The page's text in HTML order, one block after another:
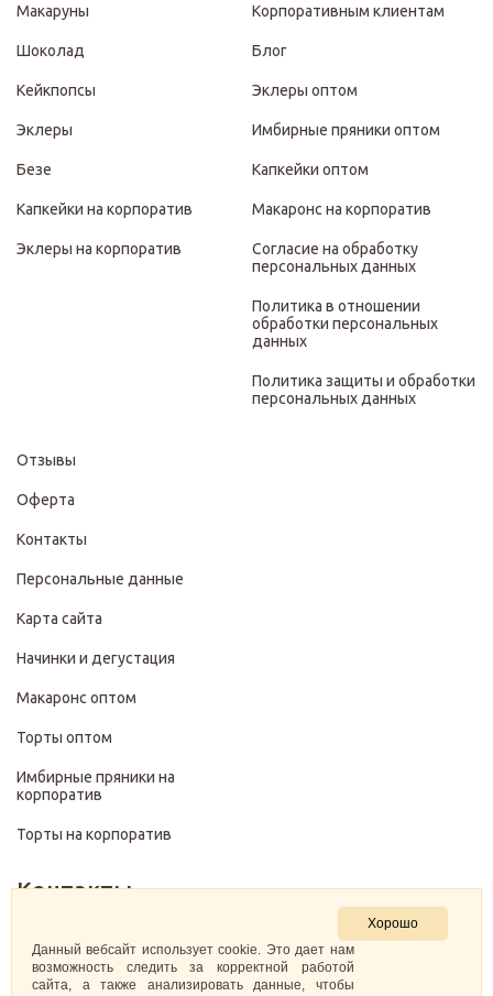
Макаруны
Шоколад
Кейкпопсы
Эклеры
Безе
Капкейки на корпоратив
Эклеры на корпоратив
Корпоративным клиентам
Блог
Эклеры оптом
Имбирные пряники оптом
Капкейки оптом
Макаронс на корпоратив
Согласие на обработку
персональных данных
Политика в отношении
обработки персональных
данных
Политика защиты и обработки
персональных данных
Отзывы
Оферта
Контакты
Персональные данные
Карта сайта
Начинки и дегустация
Макаронс оптом
Торты оптом
Имбирные пряники на
корпоратив
Торты на корпоратив
Контакты
+7 (499) 322-28-29
pirojenka.rf@gmail.com
Хорошо
Данный вебсайт использует cookie. Это дает нам
возможность следить за корректной работой
сайта, а также анализировать данные, чтобы